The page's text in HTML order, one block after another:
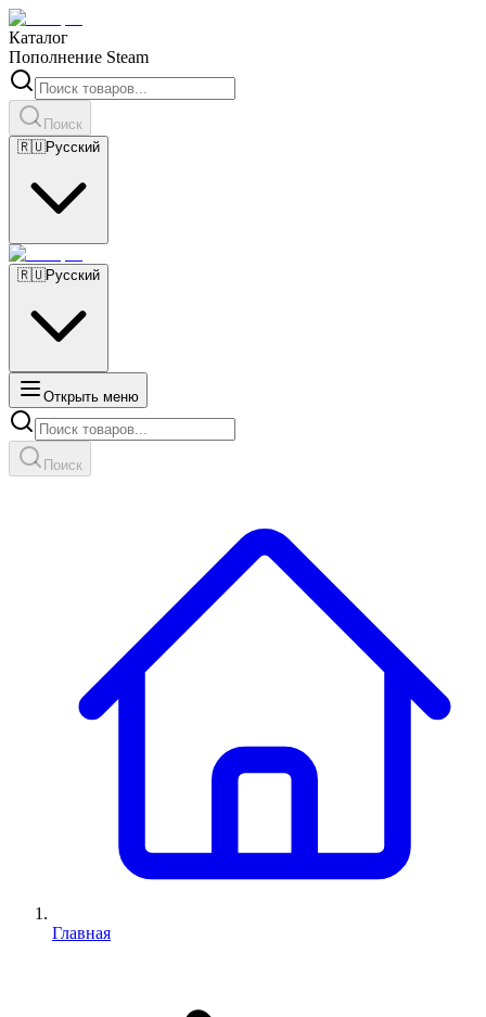
Каталог
Пополнение Steam
Поиск
🇷🇺Русский
🇷🇺Русский
Открыть меню
Поиск
Главная